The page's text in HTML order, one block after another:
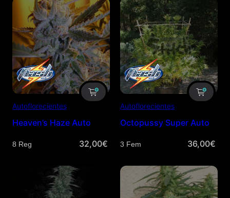
Autoflorecientes
Heaven’s Haze Auto
Cantidad 32,00€
Autoflorecientes
Octopussy Super Auto
Cantidad 36,00€